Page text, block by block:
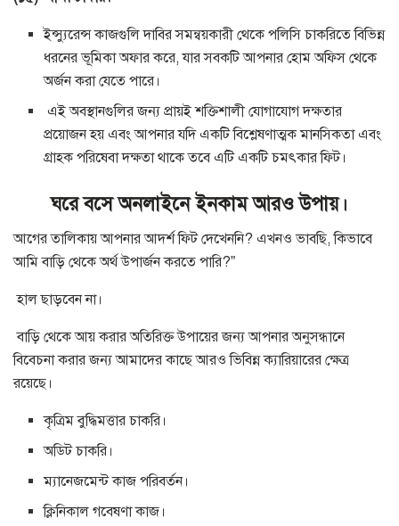
ইন্স্যুরেন্স কাজগুলি দাবির সমন্বয়কারী থেকে পলিসি চাকরিতে বিভিন্ন
ধরনের ভূমিকা অফার করে, যার সবকটি আপনার হোম অফিস থেকে
অর্জন করা যেতে পারে।
এই অবস্থানগুলির জন্য প্রায়ই শক্তিশালী যোগাযোগ দক্ষতার
প্রয়োজন হয় এবং আপনার যদি একটি বিশ্লেষণাত্মক মানসিকতা এবং
গ্রাহক পরিষেবা দক্ষতা থাকে তবে এটি একটি চমৎকার ফিট।
ঘরে বসে অনলাইনে ইনকাম আরও উপায়।
আগের তালিকায় আপনার আদর্শ ফিট দেখেননি? এখনও ভাবছি, কিভাবে
আমি বাড়ি থেকে অর্থ উপার্জন করতে পারি?”
হাল ছাড়বেন না।
বাড়ি থেকে আয় করার অতিরিক্ত উপায়ের জন্য আপনার অনুসন্ধানে
বিবেচনা করার জন্য আমাদের কাছে আরও ভিবিন্ন ক্যারিয়ারের ক্ষেত্র
রয়েছে।
কৃত্রিম বুদ্ধিমত্তার চাকরি।
অডিট চাকরি।
ম্যানেজমেন্ট কাজ পরিবর্তন।
ক্লিনিকাল গবেষণা কাজ।